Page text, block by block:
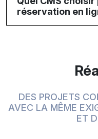
réservation en
DES PROJETS
AVEC LA MÊME
ET